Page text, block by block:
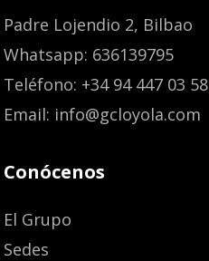
Padre Lojendio 2, Bilbao
Whatsapp: 636139795
Teléfono: +34 94 447 03 58
Email: info@gcloyola.com
Conócenos
El Grupo
Sedes